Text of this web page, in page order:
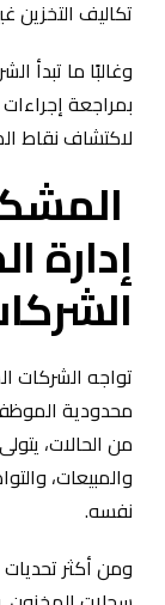
تكاليف التخزين
وغالبًا ما تبدأ
بمراجعة إجراءات
لاكتشاف نقاط
إدارة
تواجه الشركات
محدودية
من الحالات،
والمبيعات،
نفسه.
ومن أكثر تحديات